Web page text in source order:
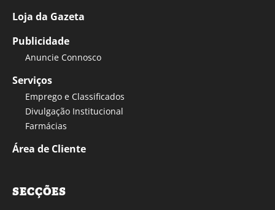
Loja da Gazeta
Publicidade
Anuncie Connosco
Serviços
Emprego e Classificados
Divulgação Institucional
Farmácias
Área de Cliente
SECÇÕES